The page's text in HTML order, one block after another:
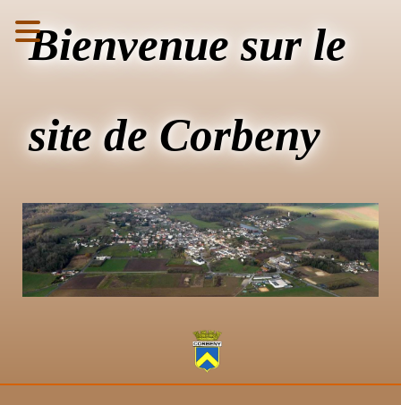
Bienvenue sur le
site de Corbeny